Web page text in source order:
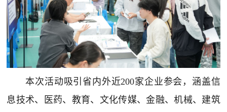
本次活动吸引省内外近200家企业参会，涵盖信
息技术、医药、教育、文化传媒、金融、机械、建筑